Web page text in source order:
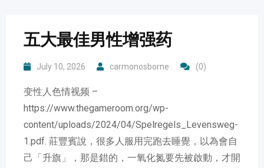
五大最佳男性增强药
July 10, 2026 carmonosborne (0)
变性人色情视频 –
https://www.thegameroom.org/wp-
content/uploads/2024/04/Spelregels_Levensweg-
1.pdf. 莊豐賓說，很多人服用完跑去睡覺，以為會自
己「升旗」，那是錯的，一氧化氮要先被啟動，才開